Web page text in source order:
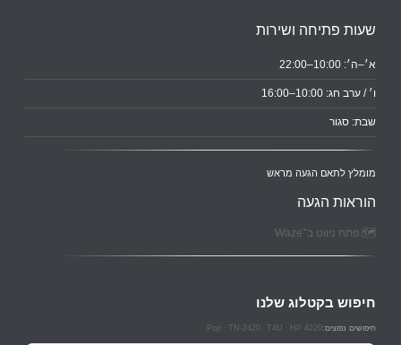
שעות פתיחה ושירות
א׳–ה׳: 10:00–22:00
ו׳ / ערב חג: 10:00–16:00
שבת: סגור
מומלץ לתאם הגעה מראש
הוראות הגעה
🗺️ פתח ניווט ב־Waze
חיפוש בקטלוג שלנו
חיפושים נפוצים:HP 4220
T4U
TN-2420
Pop